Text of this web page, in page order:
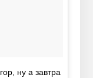
ну а завтра